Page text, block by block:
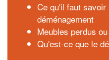
Ce qu'il faut
déménagement
Meubles perdus
Qu'est-ce que le